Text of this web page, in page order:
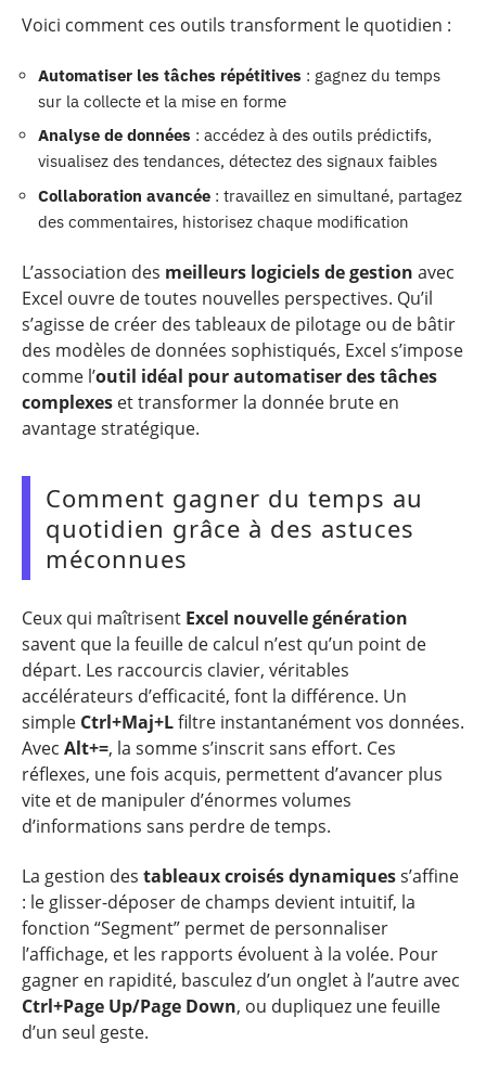
Voici comment ces outils transforment le quotidien :
Automatiser les tâches répétitives : gagnez du temps
sur la collecte et la mise en forme
Analyse de données : accédez à des outils prédictifs,
visualisez des tendances, détectez des signaux faibles
Collaboration avancée : travaillez en simultané, partagez
des commentaires, historisez chaque modification
L’association des meilleurs logiciels de gestion avec
Excel ouvre de toutes nouvelles perspectives. Qu’il
s’agisse de créer des tableaux de pilotage ou de bâtir
des modèles de données sophistiqués, Excel s’impose
comme l’outil idéal pour automatiser des tâches
complexes et transformer la donnée brute en
avantage stratégique.
Comment gagner du temps au
quotidien grâce à des astuces
méconnues
Ceux qui maîtrisent Excel nouvelle génération
savent que la feuille de calcul n’est qu’un point de
départ. Les raccourcis clavier, véritables
accélérateurs d’efficacité, font la différence. Un
simple Ctrl+Maj+Lfiltre instantanément vos données.
Avec Alt+=, la somme s’inscrit sans effort. Ces
réflexes, une fois acquis, permettent d’avancer plus
vite et de manipuler d’énormes volumes
d’informations sans perdre de temps.
La gestion des tableaux croisés dynamiquess’affine
: le glisser-déposer de champs devient intuitif, la
fonction “Segment” permet de personnaliser
l’affichage, et les rapports évoluent à la volée. Pour
gagner en rapidité, basculez d’un onglet à l’autre avec
Ctrl+Page Up/Page Down, ou dupliquez une feuille
d’un seul geste.